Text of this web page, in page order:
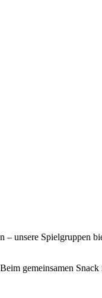
– unsere Spielgruppen
gemeinsamen